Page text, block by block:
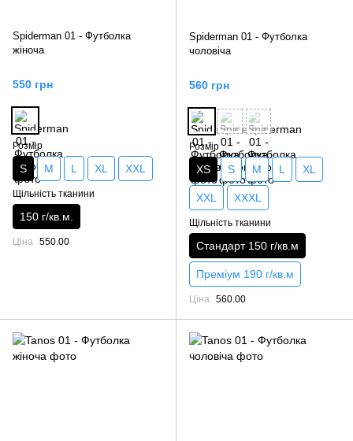
Spiderman 01 - Футболка
жіноча
550 грн
Розмір
S M L XL XXL
Щільність тканини
150 г/кв.м.
Ціна 550.00
Spiderman 01 - Футболка
чоловіча
560 грн
Розмір
XS S M L XL
XXL XXXL
Щільність тканини
Стандарт 150 г/кв.м
Преміум 190 г/кв.м
Ціна 560.00